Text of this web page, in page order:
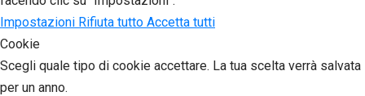
Impostazioni Rifiuta tutto Accetta tutti
Cookie
Scegli quale tipo di cookie accettare. La tua scelta verrà salvata
per un anno.